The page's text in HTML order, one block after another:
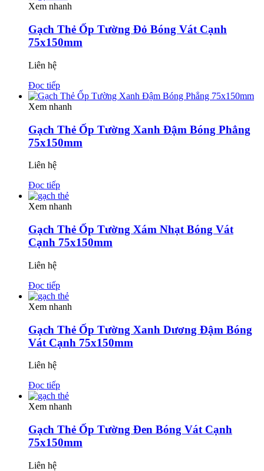
Xem nhanh
Gạch Thẻ Ốp Tường Đỏ Bóng Vát Cạnh
75x150mm
Liên hệ
Đọc tiếp
Xem nhanh
Gạch Thẻ Ốp Tường Xanh Đậm Bóng Phẳng
75x150mm
Liên hệ
Đọc tiếp
Xem nhanh
Gạch Thẻ Ốp Tường Xám Nhạt Bóng Vát
Cạnh 75x150mm
Liên hệ
Đọc tiếp
Xem nhanh
Gạch Thẻ Ốp Tường Xanh Dương Đậm Bóng
Vát Cạnh 75x150mm
Liên hệ
Đọc tiếp
Xem nhanh
Gạch Thẻ Ốp Tường Đen Bóng Vát Cạnh
75x150mm
Liên hệ